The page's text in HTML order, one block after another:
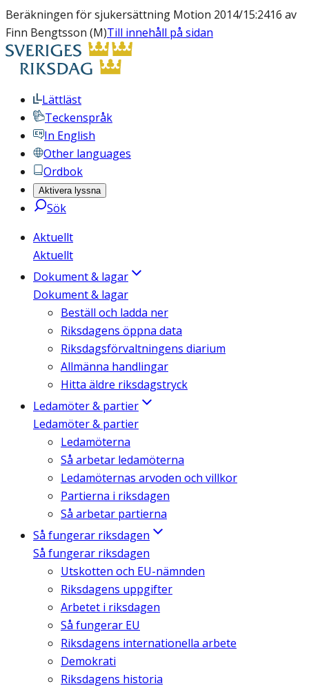
Beräkningen för sjukersättning Motion 2014/15:2416 av
Finn Bengtsson (M)Till innehåll på sidan
Lättläst
Teckenspråk
In English
Other languages
Ordbok
Aktivera lyssna
Sök
Aktuellt
Aktuellt
Dokument & lagar
Dokument & lagar
Beställ och ladda ner
Riksdagens öppna data
Riksdagsförvaltningens diarium
Allmänna handlingar
Hitta äldre riksdagstryck
Ledamöter & partier
Ledamöter & partier
Ledamöterna
Så arbetar ledamöterna
Ledamöternas arvoden och villkor
Partierna i riksdagen
Så arbetar partierna
Så fungerar riksdagen
Så fungerar riksdagen
Utskotten och EU-nämnden
Riksdagens uppgifter
Arbetet i riksdagen
Så fungerar EU
Riksdagens internationella arbete
Demokrati
Riksdagens historia